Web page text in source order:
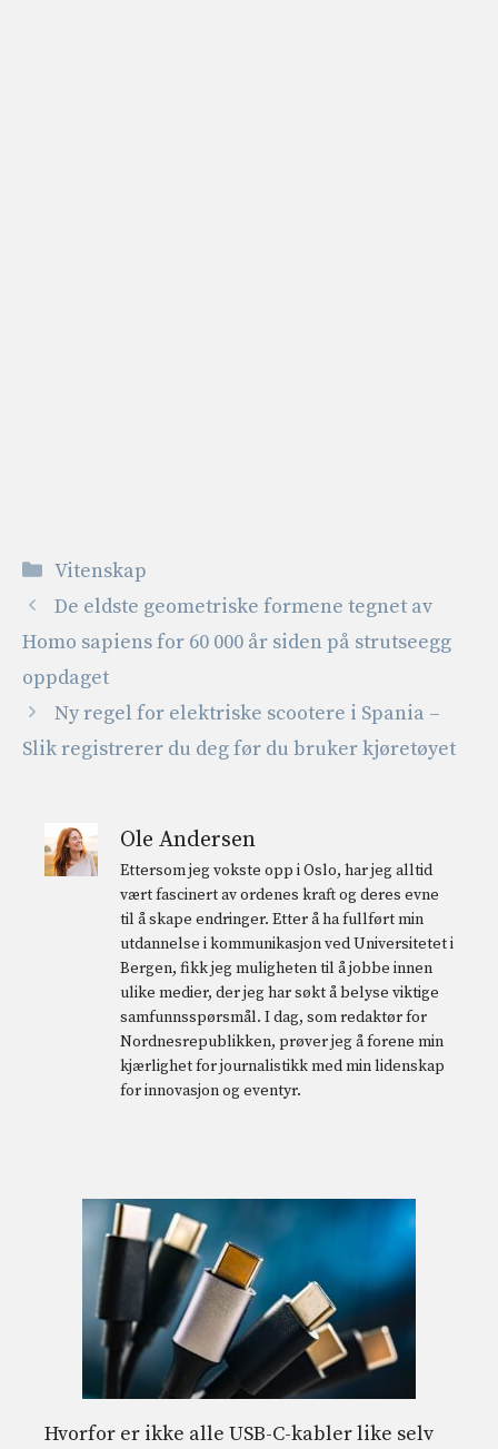
Kategorier
Vitenskap
De eldste geometriske formene tegnet av
Homo sapiens for 60 000 år siden på strutseegg
oppdaget
Ny regel for elektriske scootere i Spania –
Slik registrerer du deg før du bruker kjøretøyet
Ole Andersen
Ettersom jeg vokste opp i Oslo, har jeg alltid
vært fascinert av ordenes kraft og deres evne
til å skape endringer. Etter å ha fullført min
utdannelse i kommunikasjon ved Universitetet i
Bergen, fikk jeg muligheten til å jobbe innen
ulike medier, der jeg har søkt å belyse viktige
samfunnsspørsmål. I dag, som redaktør for
Nordnesrepublikken, prøver jeg å forene min
kjærlighet for journalistikk med min lidenskap
for innovasjon og eventyr.
Hvorfor er ikke alle USB-C-kabler like selv